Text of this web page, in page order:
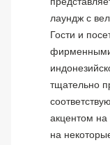
лаундж с
Гости и
фирменными
тщательно
акцентом
на